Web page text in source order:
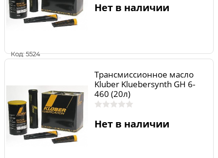
Код: 5524
Нет в наличии
Трансмиссионное масло
Kluber Kluebersynth GH 6-
460 (20л)
Нет в наличии